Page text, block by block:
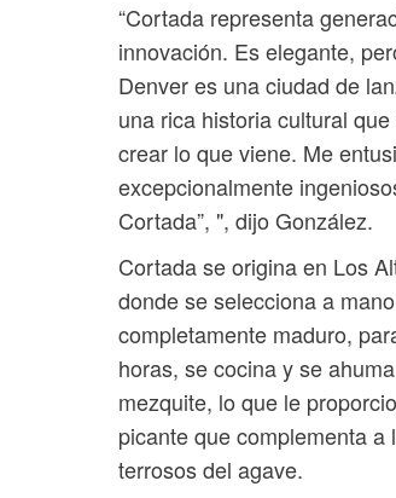
“Cortada representa
innovación. Es elegante,
Denver es una ciudad de
una rica historia cultural
crear lo que viene. Me
excepcionalmente
Cortada”, ", dijo González.
Cortada se origina en Los
donde se selecciona a
completamente maduro,
horas, se cocina y se
mezquite, lo que le
picante que complementa
terrosos del agave.